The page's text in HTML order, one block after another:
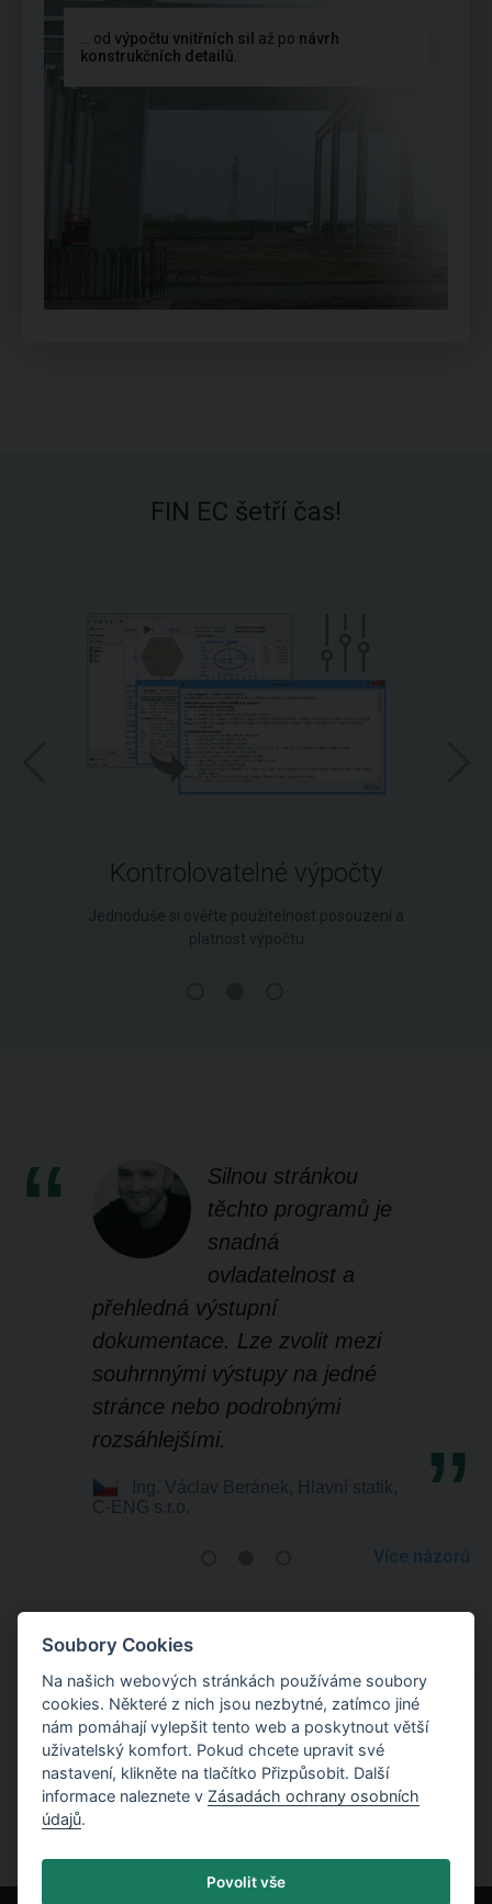
... od výpočtu vnitřních sil až po návrh
konstrukčních detailů
FIN EC šetří čas!
Kontrolovatelné výpočty
Jednoduše si ověřte použitelnost posouzení a
platnost výpočtu
Silnou stránkou
těchto programů je
snadná
ovladatelnost a
přehledná výstupní
dokumentace. Lze zvolit mezi
souhrnnými výstupy na jedné
stránce nebo podrobnými
rozsáhlejšími.
Více názorů
Vyzkoušejte si práci s programy
Vyzkoušet zdarma
Soubory Cookies
Na našich webových stránkách používáme soubory
cookies. Některé z nich jsou nezbytné, zatímco jiné
nám pomáhají vylepšit tento web a poskytnout větší
uživatelský komfort. Pokud chcete upravit své
nastavení, klikněte na tlačítko Přizpůsobit. Další
informace naleznete v Zásadách ochrany osobních
údajů.
Povolit vše